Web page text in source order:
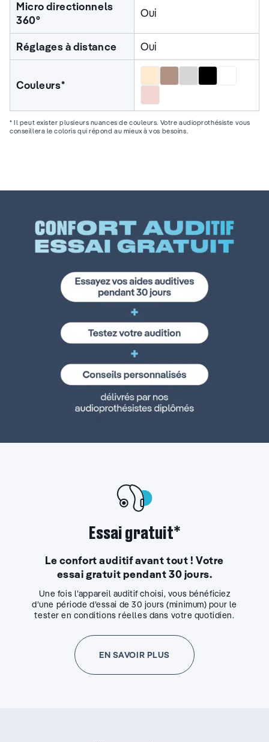
Micro directionnels
360°
Oui
Réglages à distance Oui
Couleurs*
GrisNoir
* Il peut exister plusieurs nuances de couleurs. Votre audioprothésiste vous
conseillera le coloris qui répond au mieux à vos besoins.
Essai gratuit*
Le confort auditif avant tout ! Votre
essai gratuit pendant 30 jours.
Une fois l’appareil auditif choisi, vous bénéficiez
d’une période d’essai de 30 jours (minimum) pour le
tester en conditions réelles dans votre quotidien.
EN SAVOIR PLUS